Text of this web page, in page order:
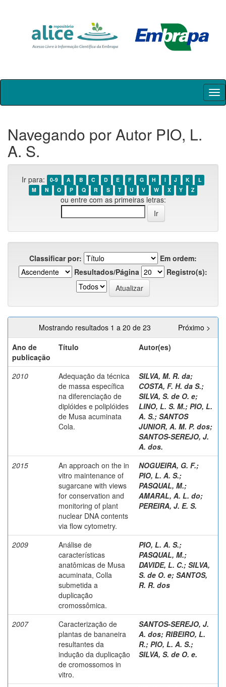
Skip
Navegando por Autor PIO, L.
A. S.
Ir para: 0-9 A B C D E F G H I J K
L
M
N O P Q R S T U V W X Y Z
ou entre com as primeiras letras:
Classificar por:
Em ordem:
Resultados/Página
Registro(s):
Mostrando resultados 1 a 20 de 23
Próximo >
Ano de
publicação
Título Autor(es)
2010
Adequação da técnica
de massa específica
na diferenciação de
diplóides e poliplóides
de Musa acuminata
Cola.
SILVA, M. R. da;
COSTA, F. H. da S.;
SILVA, S. de O. e;
LINO, L. S. M.; PIO, L.
A. S.; SANTOS
JUNIOR, A. M. P. dos;
SANTOS-SEREJO, J.
A. dos.
2015
An approach on the in
vitro maintenance of
sugarcane with views
for conservation and
monitoring of plant
nuclear DNA contents
via flow cytometry.
NOGUEIRA, G. F.;
PIO, L. A. S.;
PASQUAL, M.;
AMARAL, A. L. do;
PEREIRA, J. E. S.
2009
Análise de
características
anatômicas de Musa
acuminata, Colla
submetida a
duplicação
cromossômica.
PIO, L. A. S.;
PASQUAL, M.;
DAVIDE, L. C.; SILVA,
S. de O. e; SANTOS,
R. R. dos
2007
Caracterização de
plantas de bananeira
resultantes da
indução da duplicação
de cromossomos in
vitro.
SANTOS-SEREJO, J.
A. dos; RIBEIRO, L.
R.; PIO, L. A. S.;
SILVA, S. de O. e.